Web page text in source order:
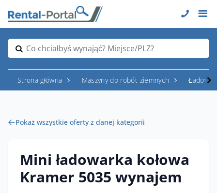
Co chciałbyś wynająć? Miejsce/PLZ?
Strona główna Maszyny do robót ziemnych
Pokaż wszystkie oferty z danej kategorii
Mini ładowarka kołowa
Kramer 5035 wynajem